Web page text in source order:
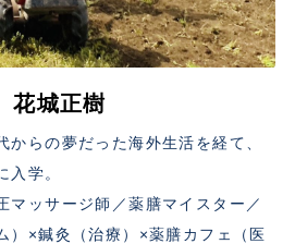
花城正樹
からの夢だった海外生活を経て、
入学。
マッサージ師／薬膳マイスター／
）×鍼灸（治療）×薬膳カフェ（医